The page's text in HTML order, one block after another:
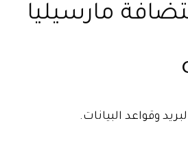
مارسيليا
وقواعد البيانات.